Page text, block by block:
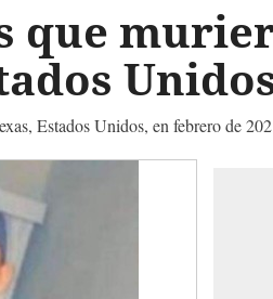
que
Estados Unidos, en febrero de